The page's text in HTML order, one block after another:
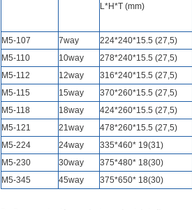
L*H*T (mm)
M5-107 7way 224*240*15.5 (27,5)
M5-110
10way 278*240*15.5 (27,5)
M5-112
12way 316*240*15.5 (27,5)
M5-115
15way 370*260*15.5 (27,5)
M5-118
18way 424*260*15.5 (27,5)
M5-121
21way 478*260*15.5 (27,5)
M5-224
24way 335*460* 19(31)
M5-230
30way 375*480* 18(30)
M5-345
45way 375*650* 18(30)